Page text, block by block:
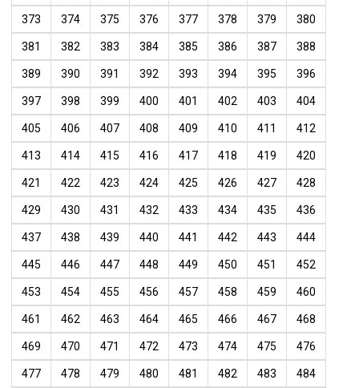
373 374 375 376 377 378 379 380
381 382 383 384 385 386 387 388
389 390 391 392 393 394 395 396
397 398 399 400 401 402 403 404
405 406 407 408 409 410 411 412
413 414 415 416 417 418 419 420
421 422 423 424 425 426 427 428
429 430 431 432 433 434 435 436
437 438 439 440 441 442 443 444
445 446 447 448 449 450 451 452
453 454 455 456 457 458 459 460
461 462 463 464 465 466 467 468
469 470 471 472 473 474 475 476
477 478 479 480 481 482 483 484